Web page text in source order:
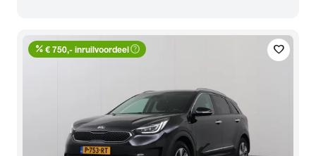
favorite
percent € 750,- inruilvoordeelhelp_outline